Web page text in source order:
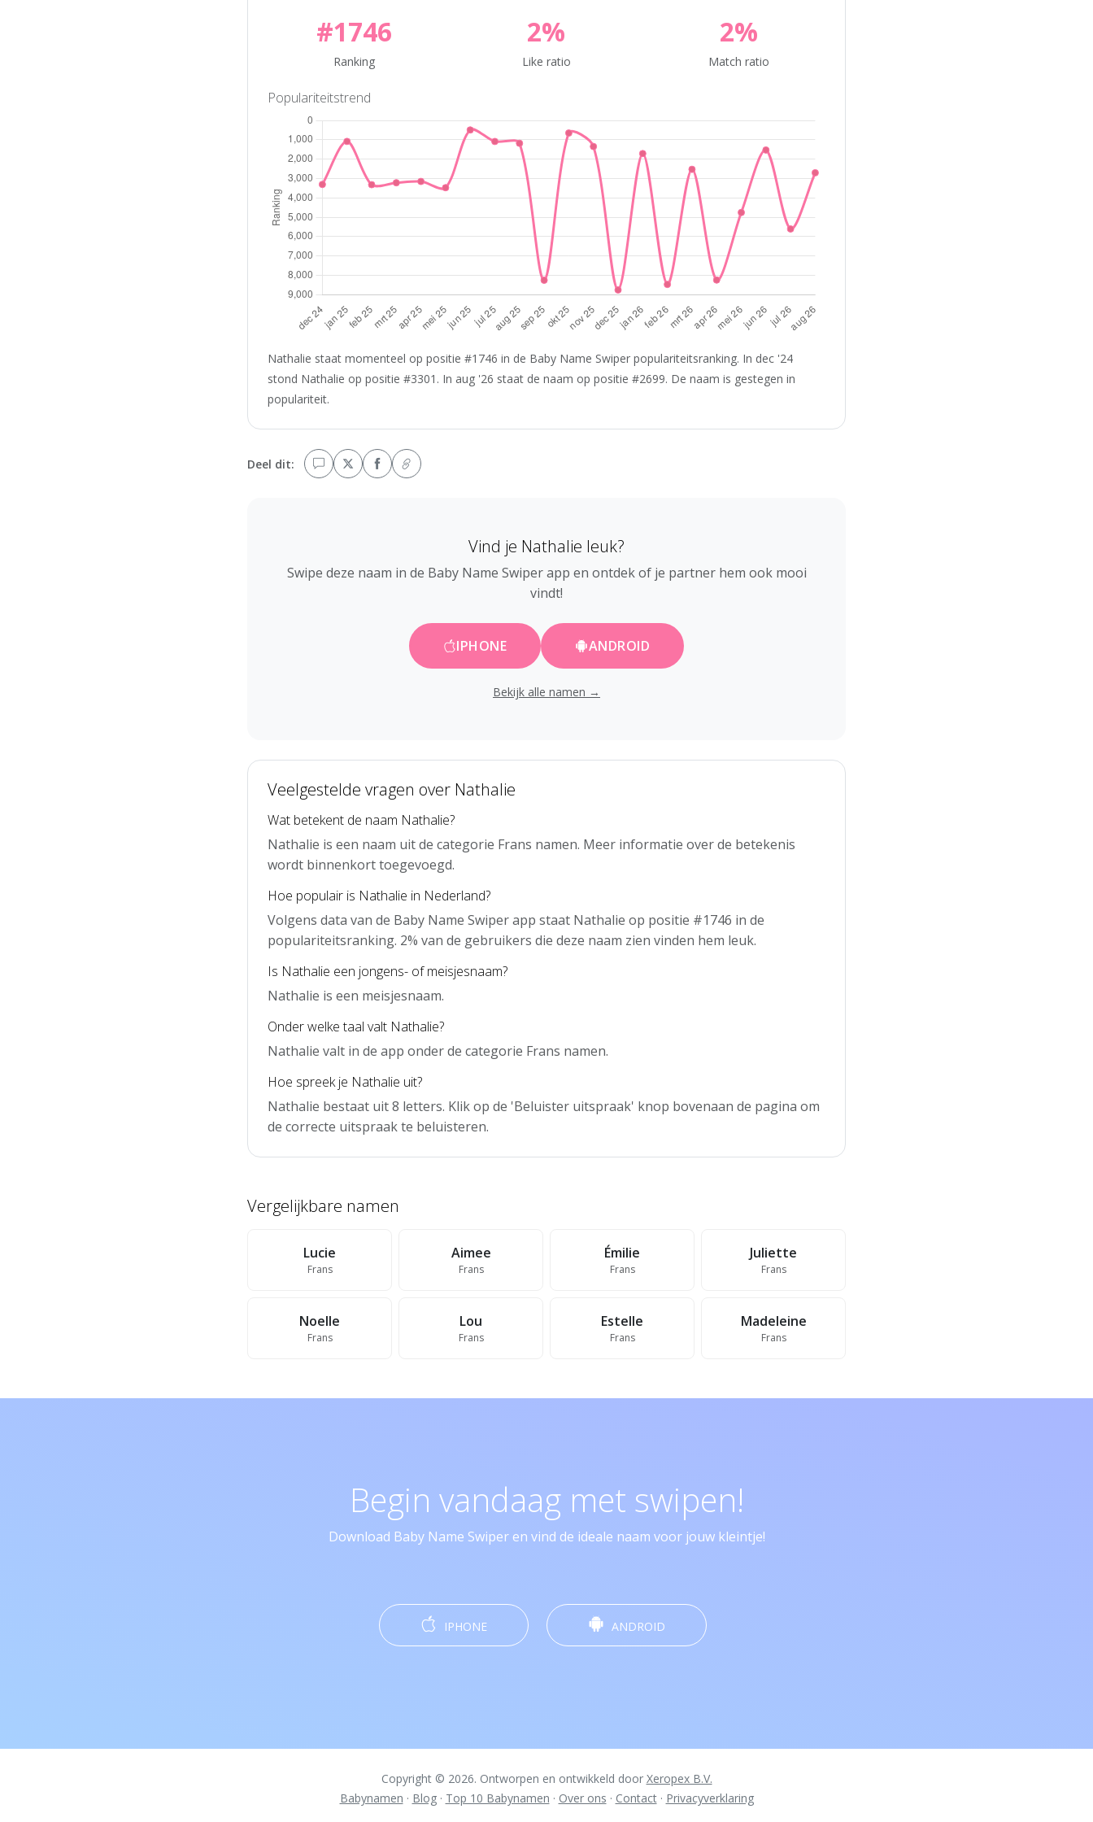
#1746
Ranking
2%
Like ratio
2%
Match ratio
Populariteitstrend
Nathalie staat momenteel op positie #1746 in de Baby Name Swiper populariteitsranking. In dec '24
stond Nathalie op positie #3301. In aug '26 staat de naam op positie #2699. De naam is gestegen in
populariteit.
Deel dit:
Vind je Nathalie leuk?
Swipe deze naam in de Baby Name Swiper app en ontdek of je partner hem ook mooi
vindt!
IPHONE ANDROID
Bekijk alle namen →
Veelgestelde vragen over Nathalie
Wat betekent de naam Nathalie?
Nathalie is een naam uit de categorie Frans namen. Meer informatie over de betekenis
wordt binnenkort toegevoegd.
Hoe populair is Nathalie in Nederland?
Volgens data van de Baby Name Swiper app staat Nathalie op positie #1746 in de
populariteitsranking. 2% van de gebruikers die deze naam zien vinden hem leuk.
Is Nathalie een jongens- of meisjesnaam?
Nathalie is een meisjesnaam.
Onder welke taal valt Nathalie?
Nathalie valt in de app onder de categorie Frans namen.
Hoe spreek je Nathalie uit?
Nathalie bestaat uit 8 letters. Klik op de 'Beluister uitspraak' knop bovenaan de pagina om
de correcte uitspraak te beluisteren.
Vergelijkbare namen
Lucie
Frans
Aimee
Frans
Émilie
Frans
Juliette
Frans
Noelle
Frans
Lou
Frans
Estelle
Frans
Madeleine
Frans
Begin vandaag met swipen!
Download Baby Name Swiper en vind de ideale naam voor jouw kleintje!
IPHONE ANDROID
Copyright © 2026. Ontworpen en ontwikkeld door Xeropex B.V.
Babynamen · Blog· Top 10 Babynamen · Over ons · Contact· Privacyverklaring